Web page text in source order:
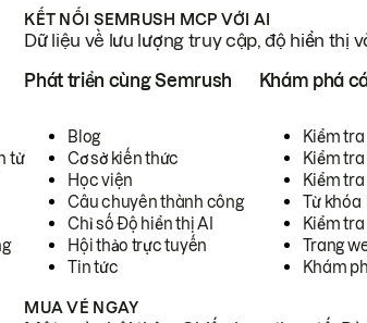
KẾT NỐI SEMRUSH MCP VỚI AI
Dữ liệu về lưu lượng truy cập, độ hiển thị
tử
Phát triển cùng Semrush
Blog
Cơ sở kiến thức
Học viện
Câu chuyên thành công
Chỉ số Độ hiển thị AI
Hội thảo trực tuyến
Tin tức
Khám phá
Kiểm
Kiểm tra
Kiểm
Từ khóa
Kiểm
Trang
Khám
MUA VÉ NGAY